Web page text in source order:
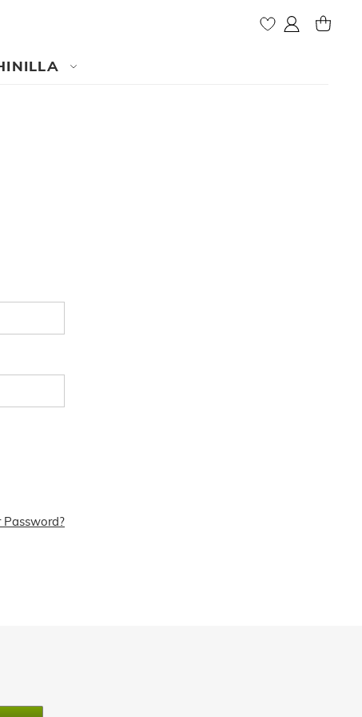
Mon compte
MY
Password?